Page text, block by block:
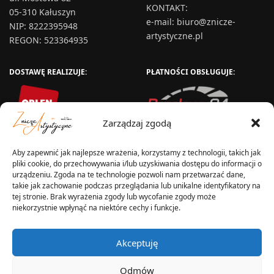
Zarządzaj zgodą
Aby zapewnić jak najlepsze wrażenia, korzystamy z technologii, takich jak
pliki cookie, do przechowywania i/lub uzyskiwania dostępu do informacji o
urządzeniu. Zgoda na te technologie pozwoli nam przetwarzać dane,
takie jak zachowanie podczas przeglądania lub unikalne identyfikatory na
tej stronie. Brak wyrażenia zgody lub wycofanie zgody może
niekorzystnie wpłynąć na niektóre cechy i funkcje.
Akceptuję
Odmów
05-310 Kałuszyn
NIP: 8222395948
REGON: 523364935
KONTAKT:
e-mail: biuro@znicze-
artystyczne.pl
DOSTAWĘ REALIZUJE: PŁATNOŚCI OBSŁUGUJE: